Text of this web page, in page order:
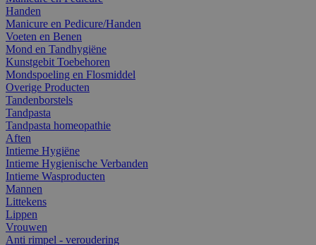
Handen
Manicure en Pedicure/Handen
Voeten en Benen
Mond en Tandhygiëne
Kunstgebit Toebehoren
Mondspoeling en Flosmiddel
Overige Producten
Tandenborstels
Tandpasta
Tandpasta homeopathie
Aften
Intieme Hygiëne
Intieme Hygienische Verbanden
Intieme Wasproducten
Mannen
Littekens
Lippen
Vrouwen
Anti rimpel - veroudering